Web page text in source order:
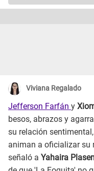
Viviana Regalado
Jefferson Farfán y
besos, abrazos y
su relación
animan a oficializar su
señaló a Yahaira